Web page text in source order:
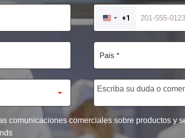
UNITED
STATES
+1
+1
comunicaciones comerciales sobre productos y